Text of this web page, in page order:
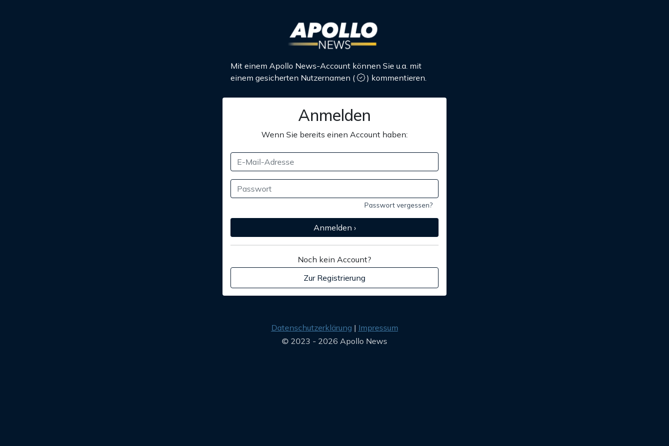
Mit einem Apollo News-Account können Sie u.a. mit
einem gesicherten Nutzernamen ( ) kommentieren.
Anmelden
Wenn Sie bereits einen Account haben:
Passwort vergessen?
Anmelden ›
Noch kein Account?
Zur Registrierung
Datenschutzerklärung
Impressum
© 2023 - 2026 Apollo News